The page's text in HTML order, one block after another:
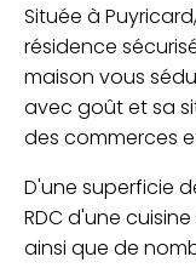
Située à
résidence
maison vous
avec goût et sa
des commerces
D'une superficie
RDC d'une
ainsi que de